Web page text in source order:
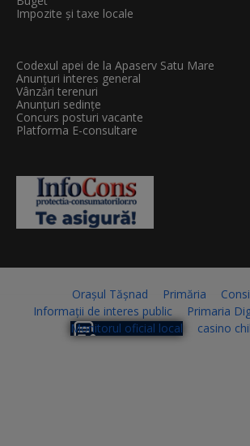
Impozite și taxe locale
Codexul apei de la Apaserv Satu Mare
Anunțuri interes general
Vânzări terenuri
Anunțuri sedințe
Concurs posturi vacante
Platforma E-consultare
Orașul Tășnad Primăria
Informații de interes public
Primaria
Monitorul oficial local
casino